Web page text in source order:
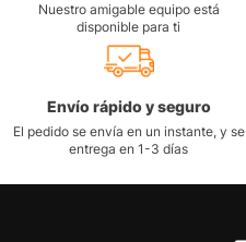
Nuestro amigable equipo está
disponible para ti
Envío rápido y seguro
El pedido se envía en un instante, y se
entrega en 1-3 días